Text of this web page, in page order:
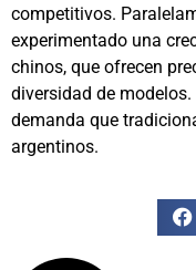
competitivos.
experimentado una
chinos, que ofrecen
diversidad de
demanda que
argentinos.